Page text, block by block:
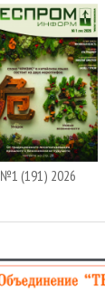
№1 (191) 2026